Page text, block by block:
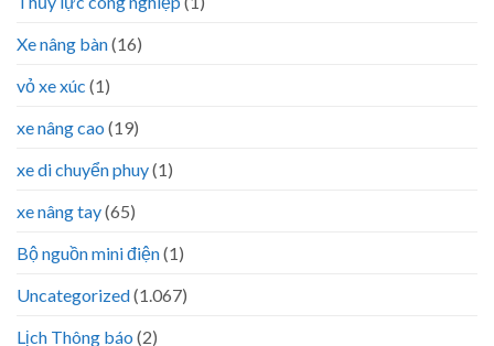
Xe nâng bàn(16)
vỏ xe xúc (1)
xe nâng cao (19)
xe di chuyển phuy(1)
xe nâng tay(65)
Bộ nguồn mini điện(1)
Uncategorized(1.067)
Lịch Thông báo (2)